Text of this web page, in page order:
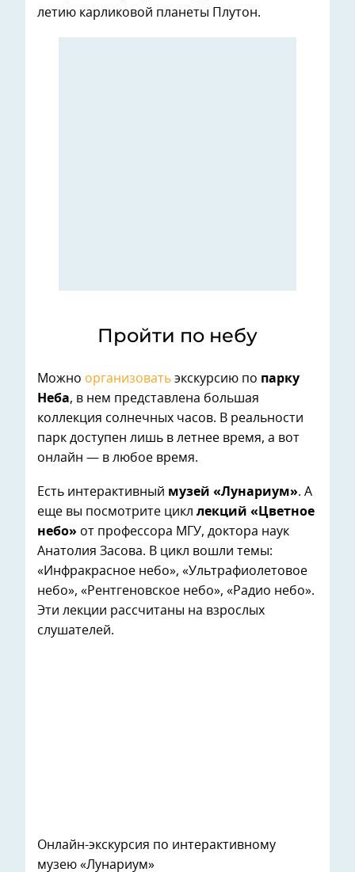
летию карликовой планеты Плутон.
Пройти по небу
Можно организовать экскурсию по парку
Неба, в нем представлена большая
коллекция солнечных часов. В реальности
парк доступен лишь в летнее время, а вот
онлайн — в любое время.
Есть интерактивный музей «Лунариум». А
еще вы посмотрите цикл лекций «Цветное
небо» от профессора МГУ, доктора наук
Анатолия Засова. В цикл вошли темы:
«Инфракрасное небо», «Ультрафиолетовое
небо», «Рентгеновское небо», «Радио небо».
Эти лекции рассчитаны на взрослых
слушателей.
Онлайн-экскурсия по интерактивному
музею «Лунариум»